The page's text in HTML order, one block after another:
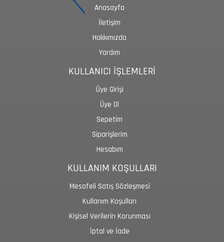
Anasayfa
İletişim
Hakkımızda
Yardım
KULLANICI İŞLEMLERİ
Üye Girişi
Üye Ol
Sepetim
Siparişlerim
Hesabım
KULLANIM KOŞULLARI
Mesafeli Satış Sözleşmesi
Kullanım Koşulları
Kişisel Verilerin Korunması
İptal ve İade